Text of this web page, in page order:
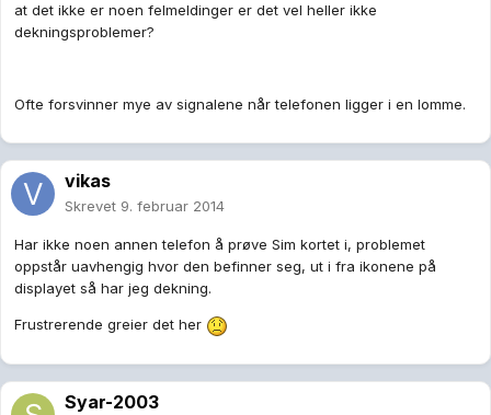
at det ikke er noen felmeldinger er det vel heller ikke
dekningsproblemer?
Ofte forsvinner mye av signalene når telefonen ligger i en lomme.
vikas
Skrevet 9. februar 2014
Har ikke noen annen telefon å prøve Sim kortet i, problemet
oppstår uavhengig hvor den befinner seg, ut i fra ikonene på
displayet så har jeg dekning.
Frustrerende greier det her
Syar-2003